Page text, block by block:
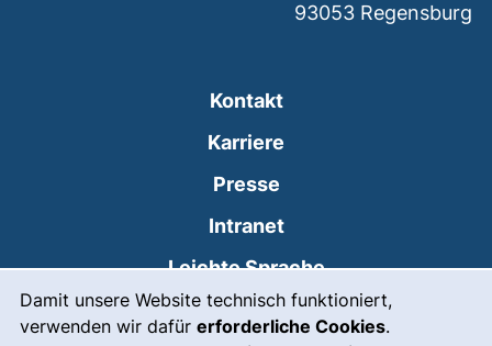
Damit unsere Website technisch funktioniert,
verwenden wir dafür erforderliche Cookies.
Kontakt
Karriere
Presse
Intranet(externer Link, öffnet
Leichte Sprache
Gebärdensprache
93053 Regensburg